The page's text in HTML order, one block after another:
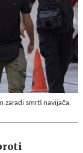
zaradi smrti navijača.